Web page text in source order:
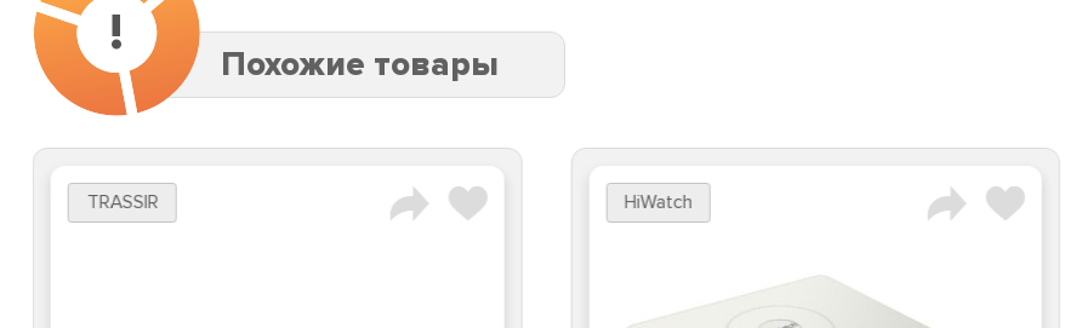
!
Похожие товары
TRASSIR HiWatch